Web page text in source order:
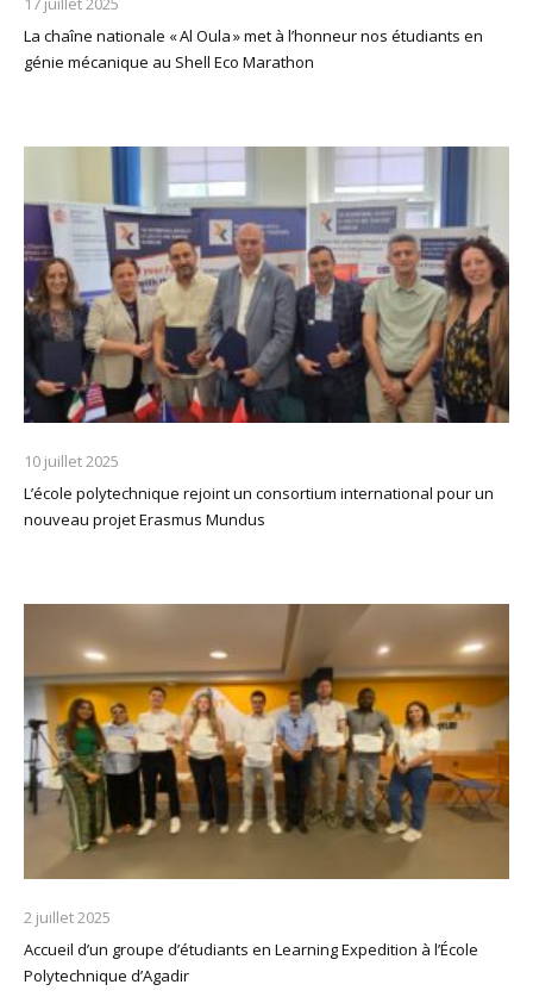
La chaîne nationale « Al Oula » met à l’honneur nos étudiants en
génie mécanique au Shell Eco Marathon
10 juillet 2025
L’école polytechnique rejoint un consortium international pour un
nouveau projet Erasmus Mundus
2 juillet 2025
Accueil d’un groupe d’étudiants en Learning Expedition à l’École
Polytechnique d’Agadir